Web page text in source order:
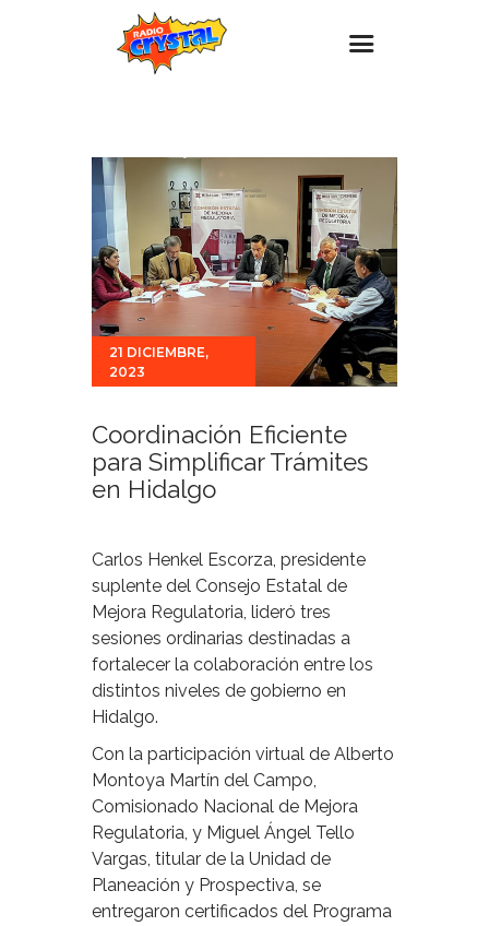
Estaciones
Eventos
Promociones
Noticias
Para ti
Contacto
21 DICIEMBRE,
2023
Coordinación Eficiente
para Simplificar Trámites
en Hidalgo
Carlos Henkel Escorza, presidente
suplente del Consejo Estatal de
Mejora Regulatoria, lideró tres
sesiones ordinarias destinadas a
fortalecer la colaboración entre los
distintos niveles de gobierno en
Hidalgo.
Con la participación virtual de Alberto
Montoya Martín del Campo,
Comisionado Nacional de Mejora
Regulatoria, y Miguel Ángel Tello
Vargas, titular de la Unidad de
Planeación y Prospectiva, se
entregaron certificados del Programa